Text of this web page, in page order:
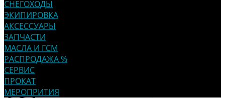
СНЕГОХОДЫ
ЭКИПИРОВКА
АКСЕССУАРЫ
ЗАПЧАСТИ
МАСЛА И ГСМ
РАСПРОДАЖА %
СЕРВИС
ПРОКАТ
МЕРОПРИТИЯ